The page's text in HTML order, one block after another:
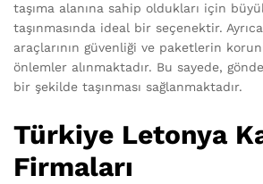
taşıma alanına sahip oldukları için
taşınmasında ideal bir seçenektir.
araçlarının güvenliği ve paketlerin
önlemler alınmaktadır. Bu sayede,
bir şekilde taşınması sağlanmaktadır.
Türkiye Letonya
Firmaları